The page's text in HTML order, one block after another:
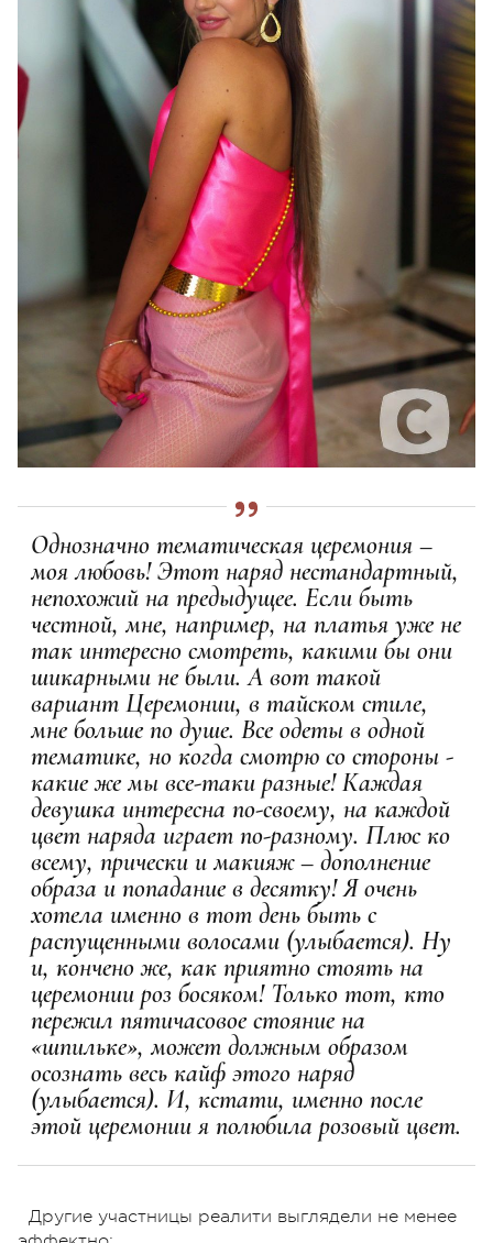
Однозначно тематическая церемония –
моя любовь! Этот наряд нестандартный,
непохожий на предыдущее. Если быть
честной, мне, например, на платья уже не
так интересно смотреть, какими бы они
шикарными не были. А вот такой
вариант Церемонии, в тайском стиле,
мне больше по душе. Все одеты в одной
тематике, но когда смотрю со стороны -
какие же мы все-таки разные! Каждая
девушка интересна по-своему, на каждой
цвет наряда играет по-разному. Плюс ко
всему, прически и макияж – дополнение
образа и попадание в десятку! Я очень
хотела именно в тот день быть с
распущенными волосами (улыбается). Ну
и, кончено же, как приятно стоять на
церемонии роз босяком! Только тот, кто
пережил пятичасовое стояние на
«шпильке», может должным образом
осознать весь кайф этого наряд
(улыбается). И, кстати, именно после
этой церемонии я полюбила розовый цвет.
Другие участницы реалити выглядели не менее